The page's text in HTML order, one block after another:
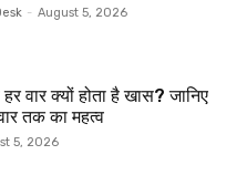
- August 5, 2026
वार क्यों होता है खास? जानिए
तक का महत्व
5, 2026